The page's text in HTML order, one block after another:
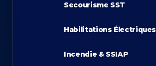
Secourisme SST
Habilitations Électriques
Incendie & SSIAP